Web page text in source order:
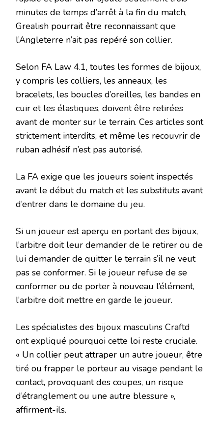
minutes de temps d’arrêt à la fin du match,
Grealish pourrait être reconnaissant que
l’Angleterre n’ait pas repéré son collier.
Selon FA Law 4.1, toutes les formes de bijoux,
y compris les colliers, les anneaux, les
bracelets, les boucles d’oreilles, les bandes en
cuir et les élastiques, doivent être retirées
avant de monter sur le terrain. Ces articles sont
strictement interdits, et même les recouvrir de
ruban adhésif n’est pas autorisé.
La FA exige que les joueurs soient inspectés
avant le début du match et les substituts avant
d’entrer dans le domaine du jeu.
Si un joueur est aperçu en portant des bijoux,
l’arbitre doit leur demander de le retirer ou de
lui demander de quitter le terrain s’il ne veut
pas se conformer. Si le joueur refuse de se
conformer ou de porter à nouveau l’élément,
l’arbitre doit mettre en garde le joueur.
Les spécialistes des bijoux masculins Craftd
ont expliqué pourquoi cette loi reste cruciale.
« Un collier peut attraper un autre joueur, être
tiré ou frapper le porteur au visage pendant le
contact, provoquant des coupes, un risque
d’étranglement ou une autre blessure »,
affirment-ils.